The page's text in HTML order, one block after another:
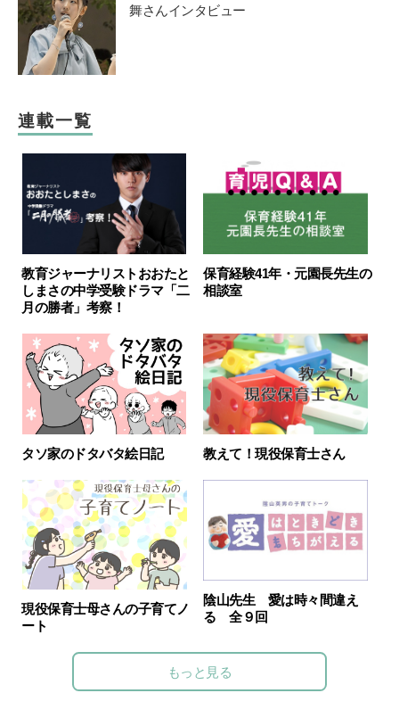
舞さんインタビュー
連載一覧
教育ジャーナリストおおたと
しまさの中学受験ドラマ「二
月の勝者」考察！
保育経験41年・元園長先生の
相談室
タソ家のドタバタ絵日記 教えて！現役保育士さん
現役保育士母さんの子育てノ
ート
陰山先生 愛は時々間違え
る 全９回
もっと見る